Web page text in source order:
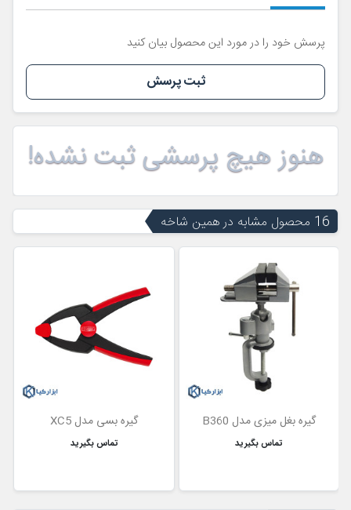
پرسش خود را در مورد این محصول بیان کنید
ثبت پرسش
هنوز هیچ پرسشی ثبت نشده!
16 محصول مشابه در همین شاخه
گیره بغل میزی مدل B360
تماس بگیرید
گیره بسی مدل XC5
تماس بگیرید